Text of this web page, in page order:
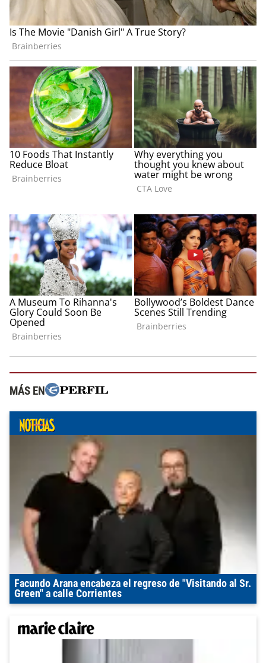
MÁS EN
Facundo Arana encabeza el regreso de "Visitando al Sr.
Green" a calle Corrientes